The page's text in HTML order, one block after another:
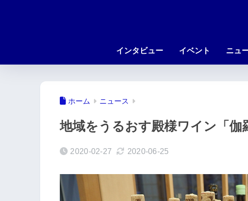
インタビュー イベント ニュ
ホーム ニュース
地域をうるおす殿様ワイン「伽
2020-02-27 2020-06-25